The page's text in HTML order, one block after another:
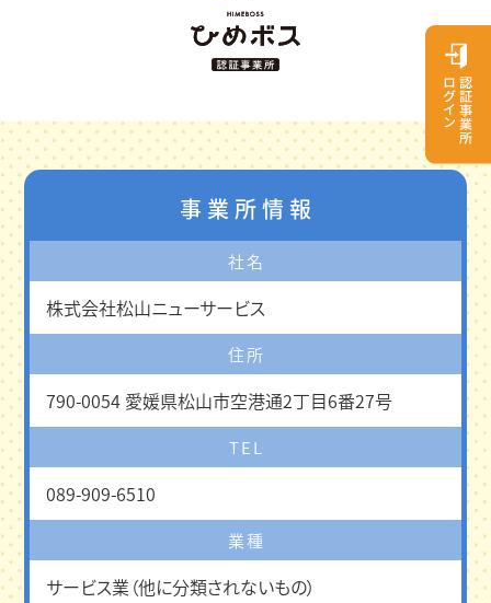
事業所情報
社名
株式会社松山ニューサービス
住所
790-0054 愛媛県松山市空港通2丁目6番27号
TEL
089-909-6510
業種
サービス業（他に分類されないもの）